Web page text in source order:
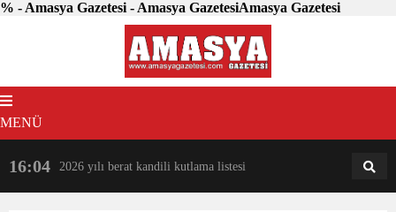
% - Amasya Gazetesi - Amasya GazetesiAmasya Gazetesi
MENÜ
16:04 2026 yılı berat kandili kutlama listesi 18:31